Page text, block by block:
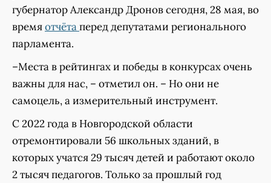
губернатор Александр Дронов сегодня, 28 мая, во
времяотчётаперед депутатами регионального
парламента.
–Места в рейтингах и победы в конкурсах очень
важны для нас, – отметил он. – Но они не
самоцель, а измерительный инструмент.
С 2022 года в Новгородской области
отремонтировали 56 школьных зданий, в
которых учатся 29 тысяч детей и работают около
2 тысяч педагогов. Только за прошлый год